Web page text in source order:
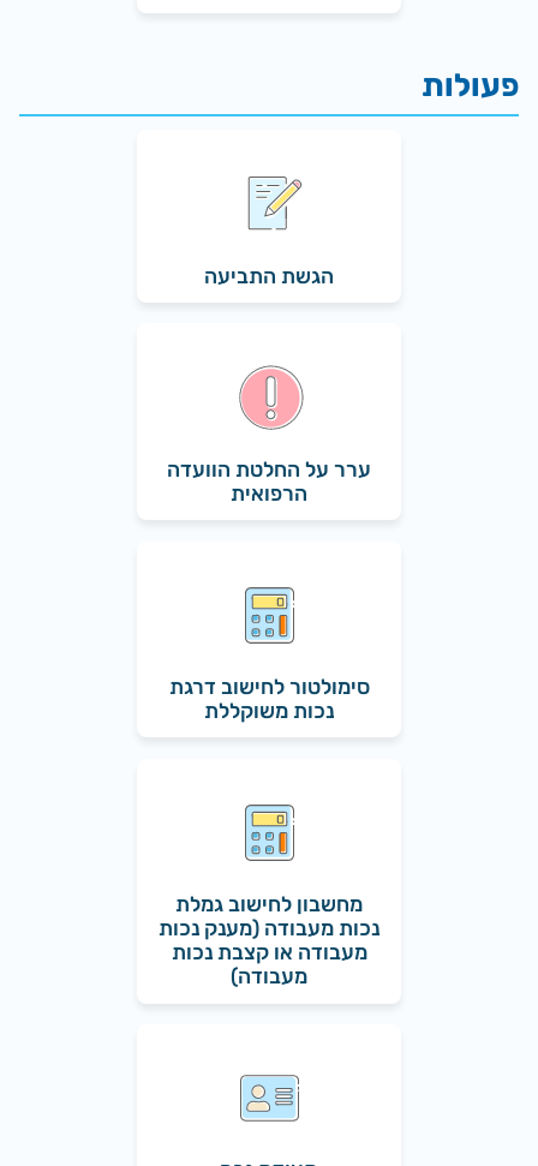
הגשת התביעה
ערר על החלטת הוועדה
הרפואית
סימולטור לחישוב דרגת
נכות משוקללת
מחשבון לחישוב גמלת
נכות מעבודה (מענק נכות
מעבודה או קצבת נכות
מעבודה)